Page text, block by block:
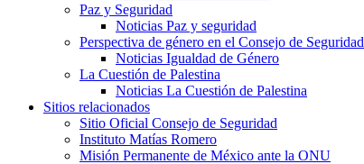
Paz y Seguridad
Noticias Paz y seguridad
Perspectiva de género en el Consejo de Seguridad
Noticias Igualdad de Género
La Cuestión de Palestina
Noticias La Cuestión de Palestina
Sitios relacionados
Sitio Oficial Consejo de Seguridad
Instituto Matías Romero
Misión Permanente de México ante la ONU